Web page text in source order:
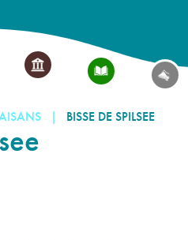
BISSE DE SPILSEE